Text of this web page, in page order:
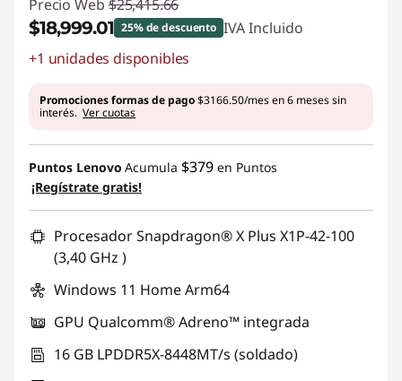
Precio Web $25,415.66
$18,999.01 25% de descuento IVA Incluido
Ahorros instantáneos :
+1 unidades disponibles
Promociones formas de pago$3166.50/mes en 6 meses sin
interés. Ver cuotas
Puntos Lenovo Acumula $379 en Puntos
¡Regístrate gratis!
Procesador Snapdragon® X Plus X1P-42-100
(3,40 GHz )
Windows 11 Home Arm64
GPU Qualcomm® Adreno™ integrada
16 GB LPDDR5X-8448MT/s (soldado)